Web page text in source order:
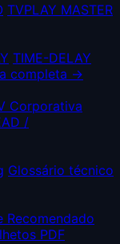
TVPLAY MASTER
TIME-DELAY
completa →
Corporativa
/
Glossário técnico
Recomendado
PDF